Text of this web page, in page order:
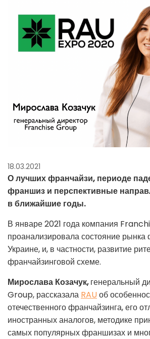
18.03.2021
О лучших франчайзи, периоде
франшиз и перспективные
в ближайшие годы.
В январе 2021 года компания
проанализировала состояние рынка
Украине, и, в частности, развитие
франчайзинговой схеме.
Мирослава Козачук,генеральный
Group, рассказала RAUоб
отечественного франчайзинга, его
иностранных аналогов, методике
самых популярных франшизах и